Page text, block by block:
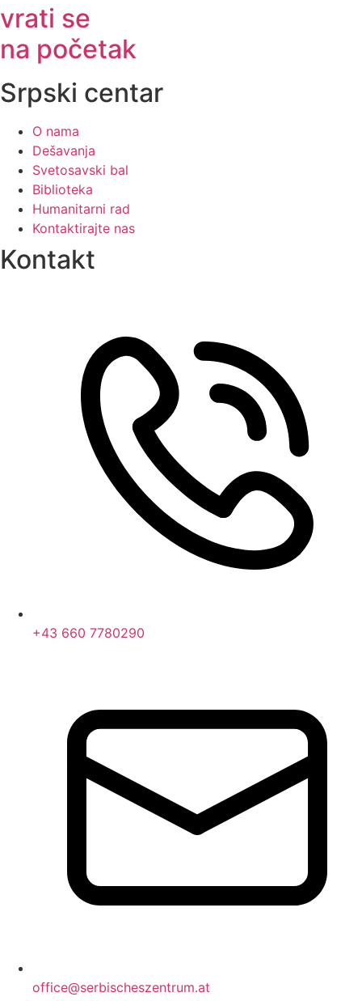
vrati se
na početak
Srpski centar
O nama
Dešavanja
Svetosavski bal
Biblioteka
Humanitarni rad
Kontaktirajte nas
Kontakt
+43 660 7780290
office@serbischeszentrum.at